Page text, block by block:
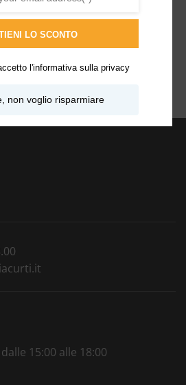
15:00 alle 18:00
LO SCONTO
l'informativa sulla privacy
non voglio risparmiare